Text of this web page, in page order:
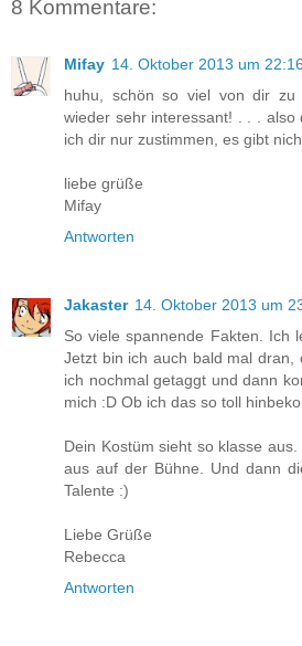
8 Kommentare:
Mifay 14. Oktober 2013 um 22:16
huhu, schön so viel von dir zu
wieder sehr interessant! . . . also
ich dir nur zustimmen, es gibt
liebe grüße
Mifay
Antworten
Jakaster 14. Oktober 2013 um
So viele spannende Fakten. Ich
Jetzt bin ich auch bald mal dran,
ich nochmal getaggt und dann
mich :D Ob ich das so toll
Dein Kostüm sieht so klasse
aus auf der Bühne. Und dann
Talente :)
Liebe Grüße
Rebecca
Antworten